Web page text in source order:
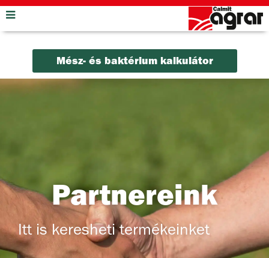
Mész- és baktérium kalkulátor
Partnereink
Itt is keresheti termékeinket